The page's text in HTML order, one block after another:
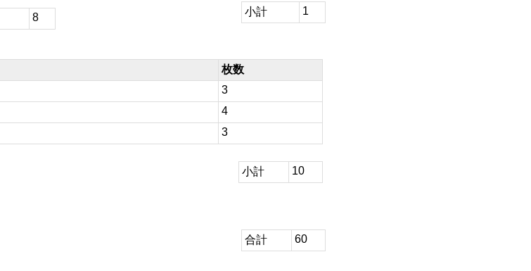
8 小計 1
枚数
3
4
3
小計 10
合計 60